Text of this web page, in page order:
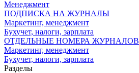
Менеджмент
ПОДПИСКА НА ЖУРНАЛЫ
Маркетинг, менеджмент
Бухучет, налоги, зарплата
ОТДЕЛЬНЫЕ НОМЕРА ЖУРНАЛОВ
Маркетинг, менеджмент
Бухучет, налоги, зарплата
Разделы